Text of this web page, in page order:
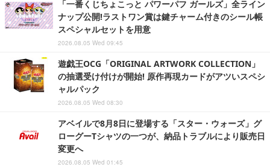
「一番くじちょこっと パワーパフ ガールズ」全ライン
ナップ公開!ラストワン賞は鍵チャーム付きのシール帳
スペシャルセットを用意
2026.08.05 Wed 09:45
遊戯王OCG「ORIGINAL ARTWORK COLLECTION」
の抽選受け付けが開始! 原作再現カードがアツいスペシ
ャルパック
2026.08.05 Wed 08:30
アベイルで8月8日に登場する「スター・ウォーズ」グ
ローグーTシャツの一つが、納品トラブルにより販売日
変更へ
2026.08.05 Wed 01:45